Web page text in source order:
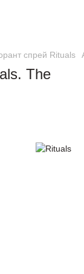
спрей Rituals
The